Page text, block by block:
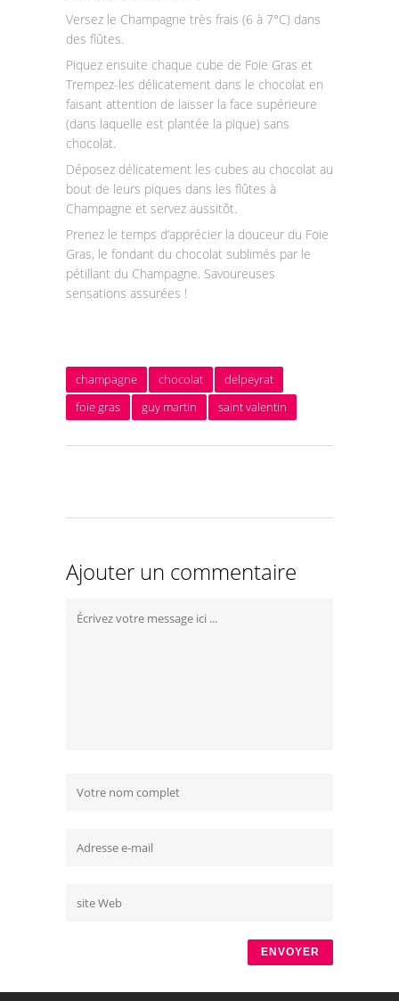
Versez le Champagne très frais (6 à 7°C) dans
des flûtes.
Piquez ensuite chaque cube de Foie Gras et
Trempez-les délicatement dans le chocolat en
faisant attention de laisser la face supérieure
(dans laquelle est plantée la pique) sans
chocolat.
Déposez délicatement les cubes au chocolat au
bout de leurs piques dans les flûtes à
Champagne et servez aussitôt.
Prenez le temps d’apprécier la douceur du Foie
Gras, le fondant du chocolat sublimés par le
pétillant du Champagne. Savoureuses
sensations assurées !
champagne chocolat
delpeyrat
foie gras
guy martin saint valentin
Ajouter un commentaire